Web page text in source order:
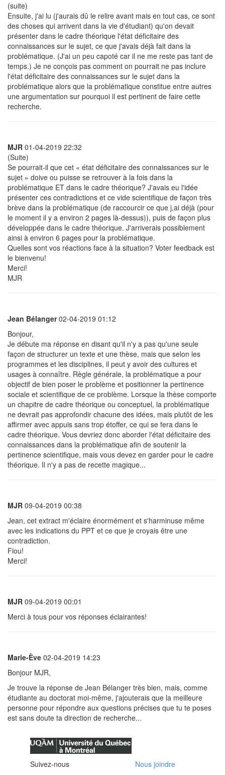
(suite)
Ensuite, j'ai lu (j'aurais dû le relire avant mais en tout cas, ce sont
des choses qui arrivent dans la vie d'étudiant) qu'on devait
présenter dans le cadre théorique l'état déficitaire des
connaissances sur le sujet, ce que j'avais déjà fait dans la
problématique. (J'ai un peu capoté car il ne me reste pas tant de
temps.) Je ne conçois pas comment on pourrait ne pas inclure
l'état déficitaire des connaissances sur le sujet dans la
problématique alors que la problématique constitue entre autres
une argumentation sur pourquoi il est pertinent de faire cette
recherche.
MJR 01-04-2019 22:32
(Suite)
Se pourrait-il que cet « état déficitaire des connaissances sur le
sujet » doive ou puisse se retrouver à la fois dans la
problématique ET dans le cadre théorique? J'avais eu l'idée
présenter ces contradictions et ce vide scientifique de façon très
brève dans la problématique (de raccourcir ce que j,ai déjà (pour
le moment il y a environ 2 pages là-dessus)), puis de façon plus
développée dans le cadre théorique. J'arriverais possiblement
ainsi à environ 6 pages pour la problématique.
Quelles sont vos réactions face à la situation? Voter feedback est
le bienvenu!
Merci!
MJR
Jean Bélanger02-04-2019 01:12
Bonjour,
Je débute ma réponse en disant qu'il n'y a pas qu'une seule
façon de structurer un texte et une thèse, mais que selon les
programmes et les disciplines, il peut y avoir des cultures et
usages à connaître. Règle générale, la problématique a pour
objectif de bien poser le problème et positionner la pertinence
sociale et scientifique de ce problème. Lorsque la thèse comporte
un chapitre de cadre théorique ou conceptuel, la problématique
ne devrait pas approfondir chacune des idées, mais plutôt de les
affirmer avec appuis sans trop étoffer, ce qui se fera dans le
cadre théorique. Vous devriez donc aborder l'état déficitaire des
connaissances dans la problématique afin de soutenir la
pertinence scientifique, mais vous devez en garder pour le cadre
théorique. Il n'y a pas de recette magique...
MJR 09-04-2019 00:38
Jean, cet extract m'éclaire énormément et s'harminuse même
avec les indications du PPT et ce que je croyais être une
contradiction.
Fiou!
Merci!
MJR 09-04-2019 00:01
Merci à tous pour vos réponses éclairantes!
Marie-Ève 02-04-2019 14:23
Bonjour MJR,
Je trouve la réponse de Jean Bélanger très bien, mais, comme
étudiante au doctorat moi-même, j'ajouterais que la meilleure
personne pour répondre aux questions précises que tu te poses
est sans doute ta direction de recherche...
Suivez-nous Nous joindre